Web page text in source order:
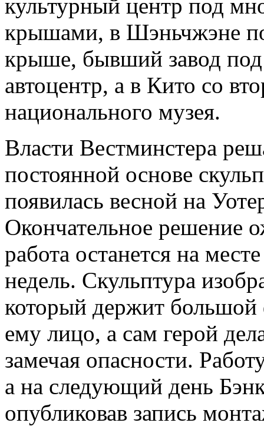
культурный центр под
крышами, в Шэньчжэне
крыше, бывший завод
автоцентр, а в Кито со
национального музея.
Власти Вестминстера
постоянной основе
появилась весной на
Окончательное решение
работа останется на
недель. Скульптура
который держит большой
ему лицо, а сам герой
замечая опасности.
а на следующий день
опубликовав запись